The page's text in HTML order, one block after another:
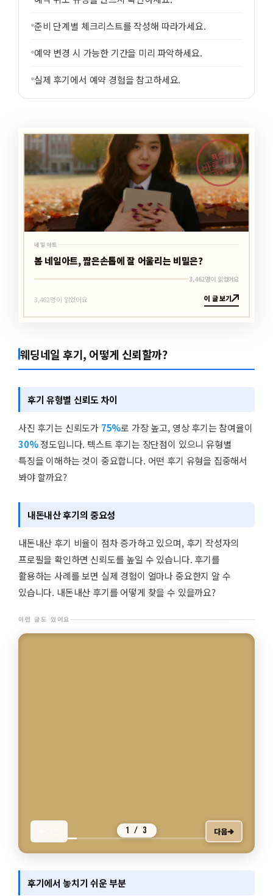
준비 단계별 체크리스트를 작성해 따라가세요.
예약 변경 시 가능한 기간을 미리 파악하세요.
실제 후기에서 예약 경험을 참고하세요.
최신
바로가기
네일아트
네일아트
봄 네일아트, 짧은손톱에 잘 어울리는 비밀은?
3,462명이 읽었어요
3,462명이 읽었어요 이 글 보기
웨딩네일 후기, 어떻게 신뢰할까?
후기 유형별 신뢰도 차이
사진 후기는 신뢰도가 75%로 가장 높고, 영상 후기는 참여율이
30%정도입니다. 텍스트 후기는 장단점이 있으니 유형별
특징을 이해하는 것이 중요합니다. 어떤 후기 유형을 집중해서
봐야 할까요?
내돈내산 후기의 중요성
내돈내산 후기 비율이 점차 증가하고 있으며, 후기 작성자의
프로필을 확인하면 신뢰도를 높일 수 있습니다. 후기를
활용하는 사례를 보면 실제 경험이 얼마나 중요한지 알 수
있습니다. 내돈내산 후기를 어떻게 찾을 수 있을까요?
이런 글도 있어요
1 / 3 다음
후기에서 놓치기 쉬운 부분